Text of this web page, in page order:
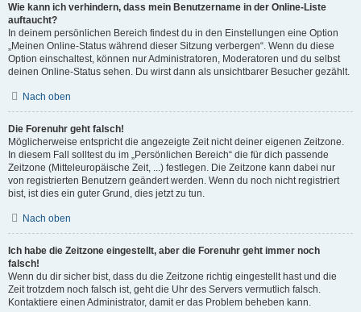
Wie kann ich verhindern, dass mein Benutzername in der Online-Liste
auftaucht?
In deinem persönlichen Bereich findest du in den Einstellungen eine Option
„Meinen Online-Status während dieser Sitzung verbergen“. Wenn du diese
Option einschaltest, können nur Administratoren, Moderatoren und du selbst
deinen Online-Status sehen. Du wirst dann als unsichtbarer Besucher gezählt.
Nach oben
Die Forenuhr geht falsch!
Möglicherweise entspricht die angezeigte Zeit nicht deiner eigenen Zeitzone.
In diesem Fall solltest du im „Persönlichen Bereich“ die für dich passende
Zeitzone (Mitteleuropäische Zeit, ...) festlegen. Die Zeitzone kann dabei nur
von registrierten Benutzern geändert werden. Wenn du noch nicht registriert
bist, ist dies ein guter Grund, dies jetzt zu tun.
Nach oben
Ich habe die Zeitzone eingestellt, aber die Forenuhr geht immer noch
falsch!
Wenn du dir sicher bist, dass du die Zeitzone richtig eingestellt hast und die
Zeit trotzdem noch falsch ist, geht die Uhr des Servers vermutlich falsch.
Kontaktiere einen Administrator, damit er das Problem beheben kann.